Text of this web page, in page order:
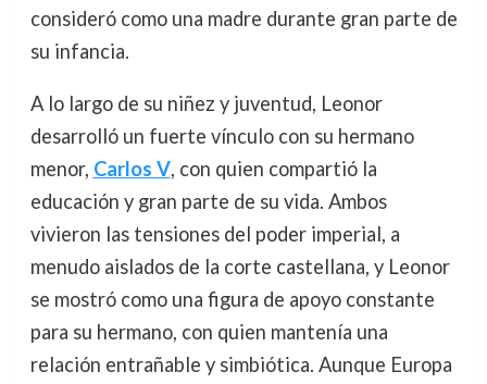
consideró como una madre durante gran parte de
su infancia.
A lo largo de su niñez y juventud, Leonor
desarrolló un fuerte vínculo con su hermano
menor, Carlos V, con quien compartió la
educación y gran parte de su vida. Ambos
vivieron las tensiones del poder imperial, a
menudo aislados de la corte castellana, y Leonor
se mostró como una figura de apoyo constante
para su hermano, con quien mantenía una
relación entrañable y simbiótica. Aunque Europa